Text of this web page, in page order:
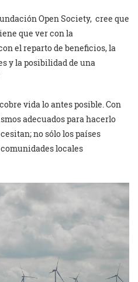
Open Society, cree que
que ver con la
el reparto de beneficios, la
y la posibilidad de una
vida lo antes posible. Con
adecuados para hacerlo
no sólo los países
locales